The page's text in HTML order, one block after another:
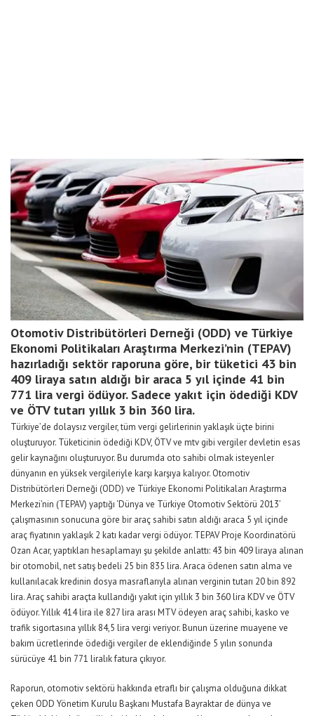
Otomotiv Distribütörleri Derneği (ODD) ve Türkiye
Ekonomi Politikaları Araştırma Merkezi’nin (TEPAV)
hazırladığı sektör raporuna göre, bir tüketici 43 bin
409 liraya satın aldığı bir araca 5 yıl içinde 41 bin
771 lira vergi ödüyor. Sadece yakıt için ödediği KDV
ve ÖTV tutarı yıllık 3 bin 360 lira.
Türkiye’de dolaysız vergiler, tüm vergi gelirlerinin yaklaşık üçte birini
oluşturuyor. Tüketicinin ödediği KDV, ÖTV ve mtv gibi vergiler devletin esas
gelir kaynağını oluşturuyor. Bu durumda oto sahibi olmak isteyenler
dünyanın en yüksek vergileriyle karşı karşıya kalıyor. Otomotiv
Distribütörleri Derneği (ODD) ve Türkiye Ekonomi Politikaları Araştırma
Merkezi’nin (TEPAV) yaptığı ‘Dünya ve Türkiye Otomotiv Sektörü 2013’
çalışmasının sonucuna göre bir araç sahibi satın aldığı araca 5 yıl içinde
araç fiyatının yaklaşık 2 katı kadar vergi ödüyor. TEPAV Proje Koordinatörü
Ozan Acar, yaptıkları hesaplamayı şu şekilde anlattı: 43 bin 409 liraya alınan
bir otomobil, net satış bedeli 25 bin 835 lira. Araca ödenen satın alma ve
kullanılacak kredinin dosya masraflarıyla alınan verginin tutarı 20 bin 892
lira. Araç sahibi araçta kullandığı yakıt için yıllık 3 bin 360 lira KDV ve ÖTV
ödüyor. Yıllık 414 lira ile 827 lira arası MTV ödeyen araç sahibi, kasko ve
trafik sigortasına yıllık 84,5 lira vergi veriyor. Bunun üzerine muayene ve
bakım ücretlerinde ödediği vergiler de eklendiğinde 5 yılın sonunda
sürücüye 41 bin 771 liralık fatura çıkıyor.
Raporun, otomotiv sektörü hakkında etraflı bir çalışma olduğuna dikkat
çeken ODD Yönetim Kurulu Başkanı Mustafa Bayraktar de dünya ve